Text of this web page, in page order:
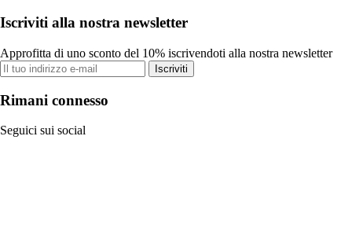
Iscriviti alla nostra newsletter
Approfitta di uno sconto del 10% iscrivendoti alla nostra newsletter
Iscriviti
Rimani connesso
Seguici sui social